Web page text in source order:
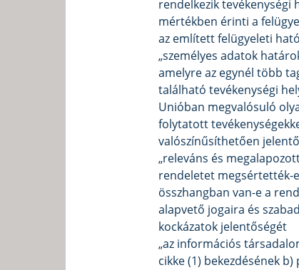
rendelkezik tevékenységi
mértékben érinti a
az említett felügyeleti
„személyes adatok
amelyre az egynél több
található tevékenységi
Unióban megvalósuló
folytatott
valószínűsíthetően
„releváns és
rendeletet megsértették-
összhangban van-e a
alapvető jogaira és
kockázatok jelentőségét
„az információs
cikke (1) bekezdésének